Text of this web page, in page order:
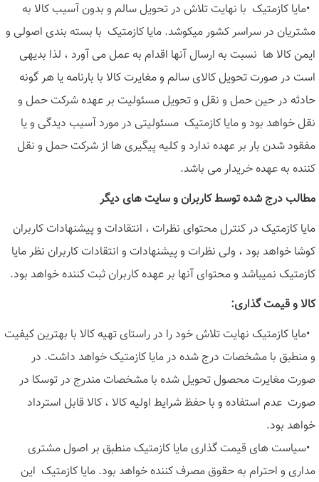
•مایا کازمتیک با نهایت تلاش در تحویل سالم و بدون آسیب کالا به
مشتریان در سراسر کشور میکوشد. مایا کازمتیک با بسته بندی اصولی و
ایمن کالا ها نسبت به ارسال آنها اقدام به عمل می آورد ، لذا بدیهی
است در صورت تحویل کالای سالم و مغایرت کالا با بارنامه یا هر گونه
حادثه در حین حمل و نقل و تحویل مسئولیت بر عهده شرکت حمل و
نقل خواهد بود و مایا کازمتیک مسئولیتی در مورد آسیب دیدگی و یا
مفقود شدن بار بر عهده ندارد و کلیه پیگیری ها از شرکت حمل و نقل
کننده به عهده خریدار می باشد.
مطالب درج شده توسط کاربران و سایت های دیگر
مایا کازمتیک در کنترل محتوای نظرات ، انتقادات و پیشنهادات کاربران
کوشا خواهد بود ، ولی نظرات و پیشنهادات و انتقادات کاربران نظر مایا
کازمتیک نمیباشد و محتوای آنها بر عهده کاربران ثبت کننده خواهد بود.
کالا و قیمت گذاری:
•مایا کازمتیک نهایت تلاش خود را در راستای تهیه کالا با بهترین کیفیت
و منطبق با مشخصات درج شده در مایا کازمتیک خواهد داشت. در
صورت مغایرت محصول تحویل شده با مشخصات مندرج در توسکا در
صورت عدم استفاده و با حفظ شرایط اولیه کالا ، کالا قابل استرداد
خواهد بود.
•سیاست های قیمت گذاری مایا کازمتیک منطبق بر اصول مشتری
مداری و احترام به حقوق مصرف کننده خواهد بود. مایا کازمتیک این